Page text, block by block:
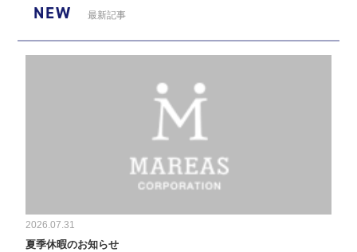
NEW 最新記事
2026.07.31
夏季休暇のお知らせ